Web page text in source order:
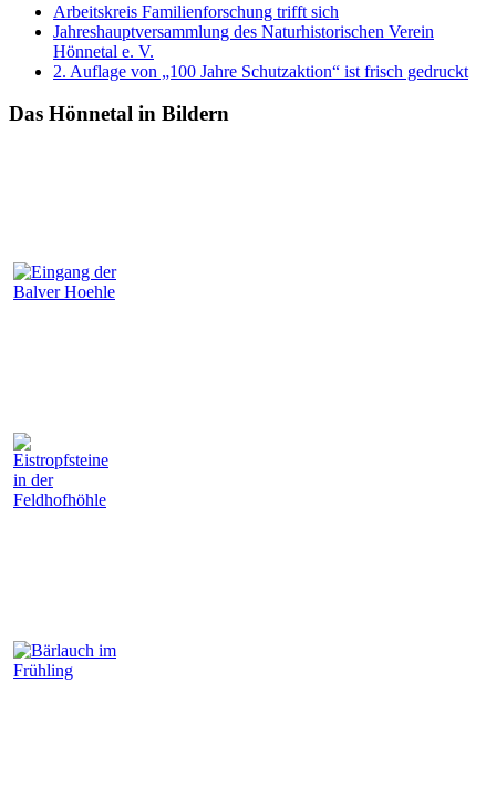
Arbeitskreis Familienforschung trifft sich
Jahreshauptversammlung des Naturhistorischen Verein
Hönnetal e. V.
2. Auflage von „100 Jahre Schutzaktion“ ist frisch gedruckt
Das Hönnetal in Bildern